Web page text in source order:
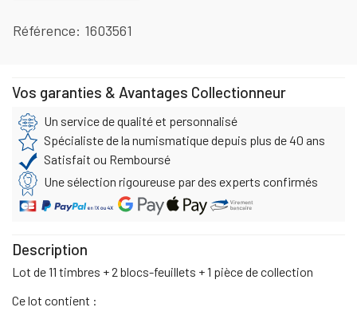
Référence 1603561
Vos garanties & Avantages Collectionneur
Un service de qualité et personnalisé
Spécialiste de la numismatique depuis plus de 40 ans
Satisfait ou Remboursé
Une sélection rigoureuse par des experts confirmés
Description
Lot de 11 timbres + 2 blocs-feuillets + 1 pièce de collection
Ce lot contient :